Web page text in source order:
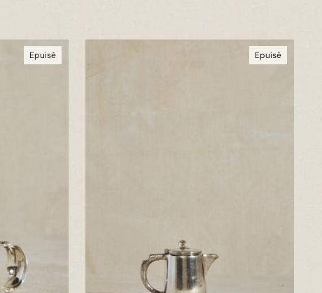
Epuisé Epuisé